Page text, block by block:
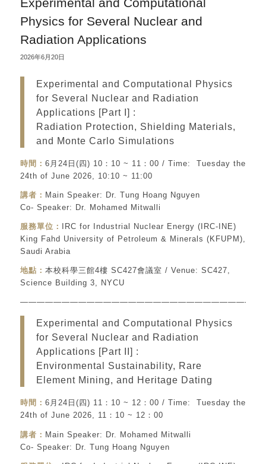
Physics for Several Nuclear and
Radiation Applications
2026年6月20日
Experimental and Computational Physics
for Several Nuclear and Radiation
Applications [Part I] :
Radiation Protection, Shielding Materials,
and Monte Carlo Simulations
時間： 6月24日(四) 10：10 ~ 11：00 / Time: Tuesday the
24th of June 2026, 10:10 ~ 11:00
講者： Main Speaker: Dr. Tung Hoang Nguyen
Co- Speaker: Dr. Mohamed Mitwalli
服務單位： IRC for Industrial Nuclear Energy (IRC-INE)
King Fahd University of Petroleum & Minerals (KFUPM),
Saudi Arabia
地點： 本校科學三館4樓 SC427會議室 / Venue: SC427,
Science Building 3, NYCU
Experimental and Computational Physics
for Several Nuclear and Radiation
Applications [Part II] :
Environmental Sustainability, Rare
Element Mining, and Heritage Dating
時間： 6月24日(四) 11：10 ~ 12：00 / Time: Tuesday the
24th of June 2026, 11：10 ~ 12：00
講者： Main Speaker: Dr. Mohamed Mitwalli
Co- Speaker: Dr. Tung Hoang Nguyen